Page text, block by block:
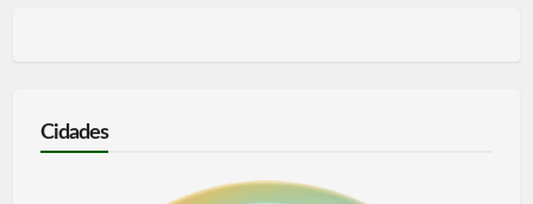
Cidades